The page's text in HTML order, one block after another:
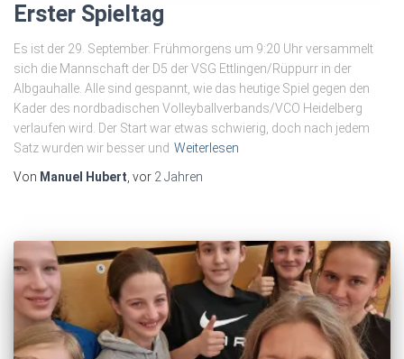
Erster Spieltag
Es ist der 29. September. Frühmorgens um 9:20 Uhr versammelt
sich die Mannschaft der D5 der VSG Ettlingen/Rüppurr in der
Albgauhalle. Alle sind gespannt, wie das heutige Spiel gegen den
Kader des nordbadischen Volleyballverbands/VCO Heidelberg
verlaufen wird. Der Start war etwas schwierig, doch nach jedem
Satz wurden wir besser und Weiterlesen
Von Manuel Hubert, vor 2 Jahren